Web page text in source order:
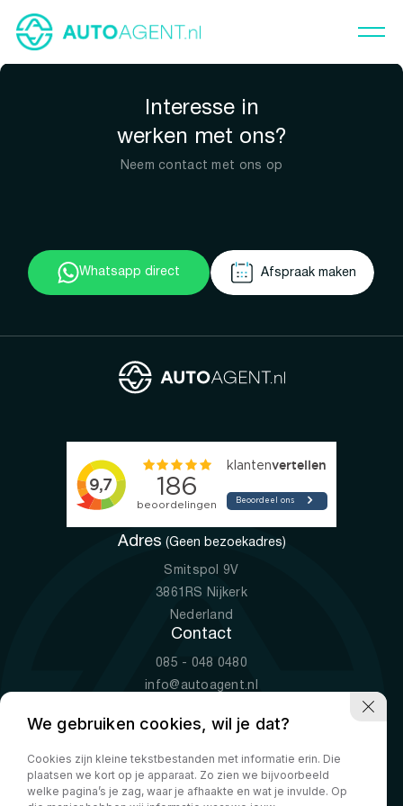
Interesse in
werken met ons?
Neem contact met ons op
Whatsapp direct Afspraak maken
Adres (Geen bezoekadres)
Smitspol 9V
3861RS Nijkerk
Nederland
Contact
085 - 048 0480
info@autoagent.nl
Openingstijden
Ma-Vr
09:00 - 19:00
Za
10:00 - 17:00
We gebruiken cookies, wil je dat?
Cookies zijn kleine tekstbestanden met informatie erin. Die
plaatsen we kort op je apparaat. Zo zien we bijvoorbeeld
welke pagina’s je zag, waar je afhaakte en wat je invulde. Op